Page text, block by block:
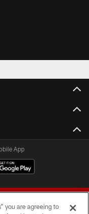
App
you are agreeing to